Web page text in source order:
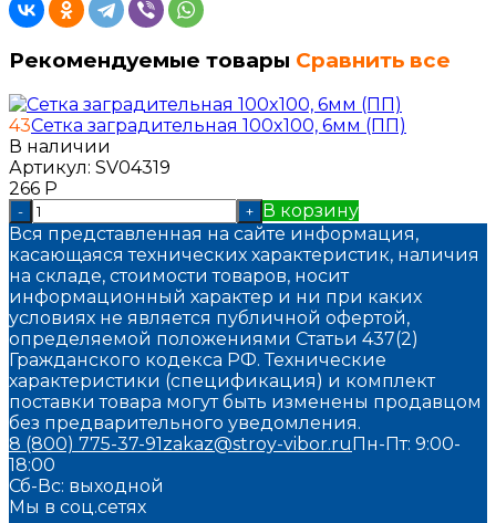
Рекомендуемые товары Сравнить все
43Сетка заградительная 100x100, 6мм (ПП)
В наличии
Артикул: SV04319
266 Р
- + В корзину
Вся представленная на сайте информация,
касающаяся технических характеристик, наличия
на складе, стоимости товаров, носит
информационный характер и ни при каких
условиях не является публичной офертой,
определяемой положениями Статьи 437(2)
Гражданского кодекса РФ. Технические
характеристики (спецификация) и комплект
поставки товара могут быть изменены продавцом
без предварительного уведомления.
8 (800) 775-37-91zakaz@stroy-vibor.ruПн-Пт: 9:00-
18:00
Сб-Вс: выходной
Мы в соц.сетях